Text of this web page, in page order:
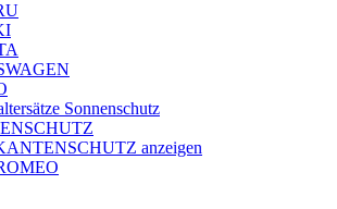
Sonnenschutz
anzeigen